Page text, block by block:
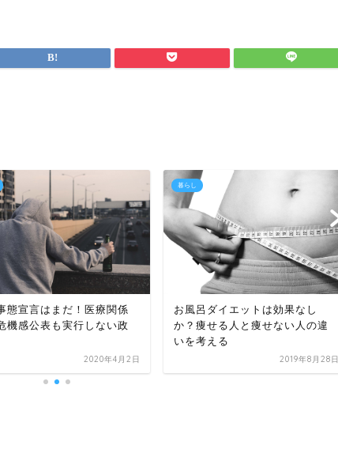
態宣言はまだ！医療関係
機感公表も実行しない政
2020年4月2日
暮らし
お風呂ダイエットは効果なし
か？痩せる人と痩せない人の違
いを考える
2019年8月28日